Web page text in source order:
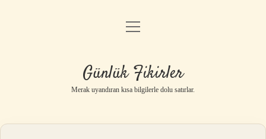
Anasayfa
Yasal Uyarı
menüyü
Günlük Fikirler
Merak uyandıran kısa bilgilerle dolu satırlar.